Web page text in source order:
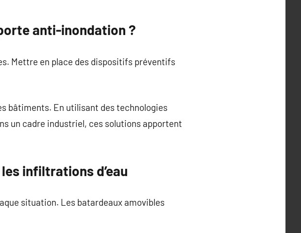
anti-inondation ?
Mettre en place des dispositifs préventifs
bâtiments. En utilisant des technologies
un cadre industriel, ces solutions apportent
infiltrations d’eau
situation. Les batardeaux amovibles